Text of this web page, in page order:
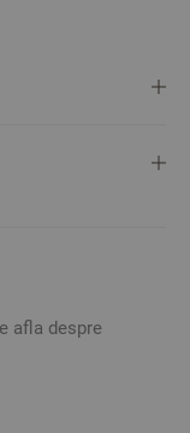
afla despre